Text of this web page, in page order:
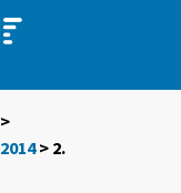
>
2014> 2.